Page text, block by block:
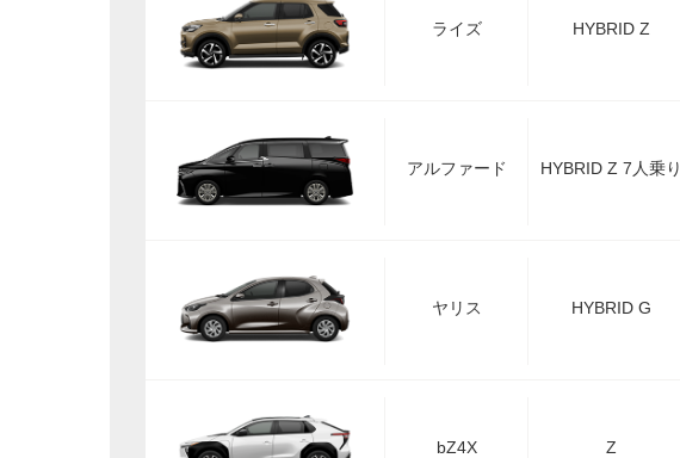
ライズ HYBRID Z
アルファード HYBRID Z 7人乗り
ヤリス HYBRID G
bZ4X Z